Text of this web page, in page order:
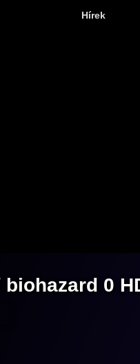
Hírek
0